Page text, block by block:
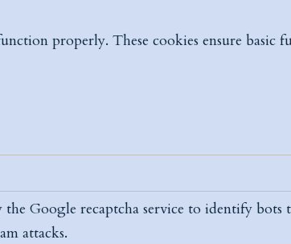
properly. These cookies ensure basic
the Google recaptcha service to identify bots
attacks.